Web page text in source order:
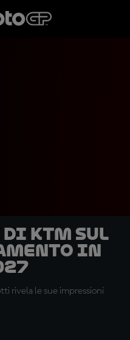
KTM sul
in
rivela le sue impressioni